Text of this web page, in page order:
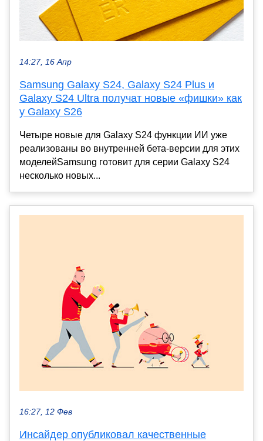
14:27, 16 Апр
Samsung Galaxy S24, Galaxy S24 Plus и
Galaxy S24 Ultra получат новые «фишки» как
у Galaxy S26
Четыре новые для Galaxy S24 функции ИИ уже
реализованы во внутренней бета-версии для этих
моделейSamsung готовит для серии Galaxy S24
несколько новых...
16:27, 12 Фев
Инсайдер опубликовал качественные